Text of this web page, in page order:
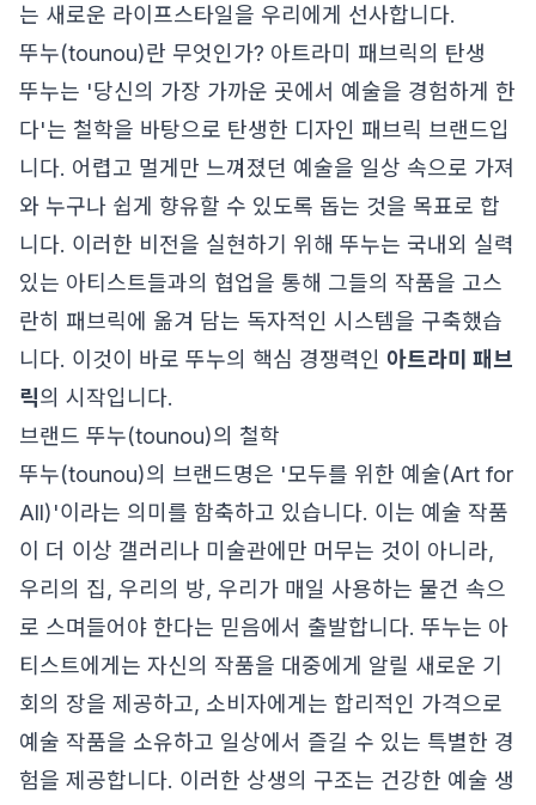
는 새로운 라이프스타일을 우리에게 선사합니다.
뚜누(tounou)란 무엇인가? 아트라미 패브릭의 탄생
뚜누는 '당신의 가장 가까운 곳에서 예술을 경험하게 한
다'는 철학을 바탕으로 탄생한 디자인 패브릭 브랜드입
니다. 어렵고 멀게만 느껴졌던 예술을 일상 속으로 가져
와 누구나 쉽게 향유할 수 있도록 돕는 것을 목표로 합
니다. 이러한 비전을 실현하기 위해 뚜누는 국내외 실력
있는 아티스트들과의 협업을 통해 그들의 작품을 고스
란히 패브릭에 옮겨 담는 독자적인 시스템을 구축했습
니다. 이것이 바로 뚜누의 핵심 경쟁력인 아트라미 패브
릭의 시작입니다.
브랜드 뚜누(tounou)의 철학
뚜누(tounou)의 브랜드명은 '모두를 위한 예술(Art for
All)'이라는 의미를 함축하고 있습니다. 이는 예술 작품
이 더 이상 갤러리나 미술관에만 머무는 것이 아니라,
우리의 집, 우리의 방, 우리가 매일 사용하는 물건 속으
로 스며들어야 한다는 믿음에서 출발합니다. 뚜누는 아
티스트에게는 자신의 작품을 대중에게 알릴 새로운 기
회의 장을 제공하고, 소비자에게는 합리적인 가격으로
예술 작품을 소유하고 일상에서 즐길 수 있는 특별한 경
험을 제공합니다. 이러한 상생의 구조는 건강한 예술 생